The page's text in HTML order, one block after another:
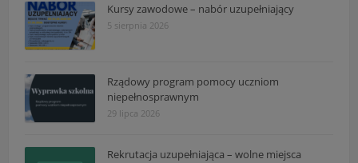
Kursy zawodowe – nabór uzupełniający
5 sierpnia 2026
Rządowy program pomocy uczniom
niepełnosprawnym
29 lipca 2026
Rekrutacja uzupełniająca – wolne miejsca